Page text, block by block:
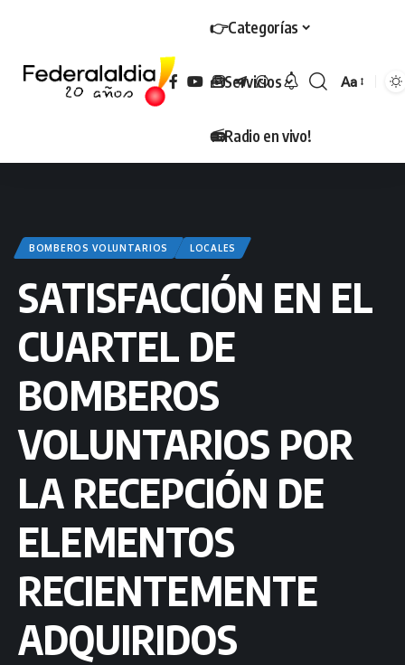
👉Categorías
🧰Servicios
📻Radio en vivo!
Tamaño
Aa
BOMBEROS VOLUNTARIOS LOCALES
SATISFACCIÓN EN EL
CUARTEL DE
BOMBEROS
VOLUNTARIOS POR
LA RECEPCIÓN DE
ELEMENTOS
RECIENTEMENTE
ADQUIRIDOS